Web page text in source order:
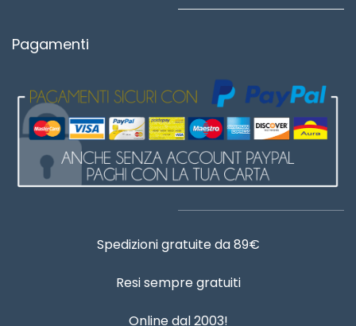
Pagamenti
Spedizioni gratuite da 89€
Resi sempre gratuiti
Online dal 2003!